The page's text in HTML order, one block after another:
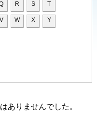
R S T
V W X Y
ありませんでした。